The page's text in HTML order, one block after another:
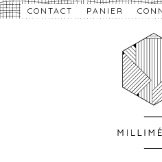
CONTACT PANIER